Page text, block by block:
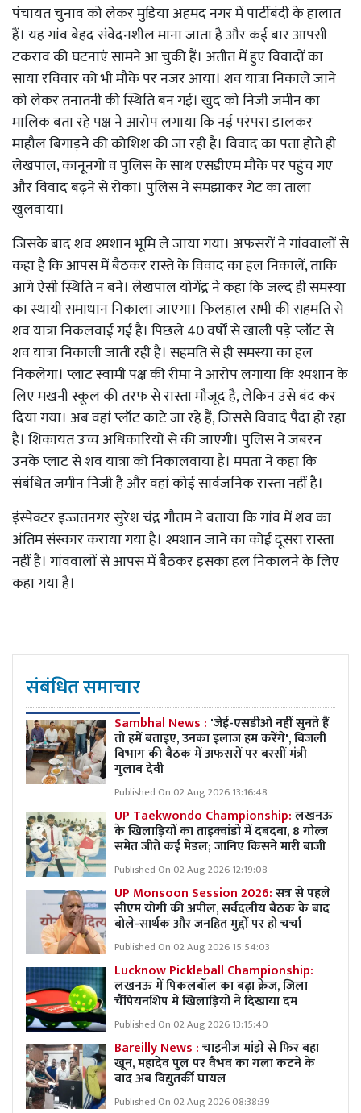
पंचायत चुनाव को लेकर मुडिया अहमद नगर में पार्टीबंदी के हालात
हैं। यह गांव बेहद संवेदनशील माना जाता है और कई बार आपसी
टकराव की घटनाएं सामने आ चुकी हैं। अतीत में हुए विवादों का
साया रविवार को भी मौके पर नजर आया। शव यात्रा निकाले जाने
को लेकर तनातनी की स्थिति बन गई। खुद को निजी जमीन का
मालिक बता रहे पक्ष ने आरोप लगाया कि नई परंपरा डालकर
माहौल बिगाड़ने की कोशिश की जा रही है। विवाद का पता होते ही
लेखपाल, कानूनगो व पुलिस के साथ एसडीएम मौके पर पहुंच गए
और विवाद बढ़ने से रोका। पुलिस ने समझाकर गेट का ताला
खुलवाया।
जिसके बाद शव श्मशान भूमि ले जाया गया। अफसरों ने गांववालों से
कहा है कि आपस में बैठकर रास्ते के विवाद का हल निकालें, ताकि
आगे ऐसी स्थिति न बने। लेखपाल योगेंद्र ने कहा कि जल्द ही समस्या
का स्थायी समाधान निकाला जाएगा। फिलहाल सभी की सहमति से
शव यात्रा निकलवाई गई है। पिछले 40 वर्षों से खाली पड़े प्लॉट से
शव यात्रा निकाली जाती रही है। सहमति से ही समस्या का हल
निकलेगा। प्लाट स्वामी पक्ष की रीमा ने आरोप लगाया कि श्मशान के
लिए मखनी स्कूल की तरफ से रास्ता मौजूद है, लेकिन उसे बंद कर
दिया गया। अब वहां प्लॉट काटे जा रहे हैं, जिससे विवाद पैदा हो रहा
है। शिकायत उच्च अधिकारियों से की जाएगी। पुलिस ने जबरन
उनके प्लाट से शव यात्रा को निकालवाया है। ममता ने कहा कि
संबंधित जमीन निजी है और वहां कोई सार्वजनिक रास्ता नहीं है।
इंस्पेक्टर इज्जतनगर सुरेश चंद्र गौतम ने बताया कि गांव में शव का
अंतिम संस्कार कराया गया है। श्मशान जाने का कोई दूसरा रास्ता
नहीं है। गांववालों से आपस में बैठकर इसका हल निकालने के लिए
कहा गया है।
संबंधित समाचार
Sambhal News : 'जेई-एसडीओ नहीं सुनते हैं
तो हमें बताइए, उनका इलाज हम करेंगे', बिजली
विभाग की बैठक में अफसरों पर बरसीं मंत्री
गुलाब देवी
Published On 02 Aug 2026 13:16:48
UP Taekwondo Championship:लखनऊ
के खिलाड़ियों का ताइक्वांडो में दबदबा, 8 गोल्ज
समेत जीते कई मेडल; जानिए किसने मारी बाजी
Published On 02 Aug 2026 12:19:08
UP Monsoon Session 2026:सत्र से पहले
सीएम योगी की अपील, सर्वदलीय बैठक के बाद
बोले-सार्थक और जनहित मुद्दों पर हो चर्चा
Published On 02 Aug 2026 15:54:03
Lucknow Pickleball Championship:
लखनऊ में पिकलबॉल का बढ़ा क्रेज, जिला
चैंपियनशिप में खिलाड़ियों ने दिखाया दम
Published On 02 Aug 2026 13:15:40
Bareilly News :चाइनीज मांझे से फिर बहा
खून, महादेव पुल पर वैभव का गला कटने के
बाद अब विद्युतर्की घायल
Published On 02 Aug 2026 08:38:39